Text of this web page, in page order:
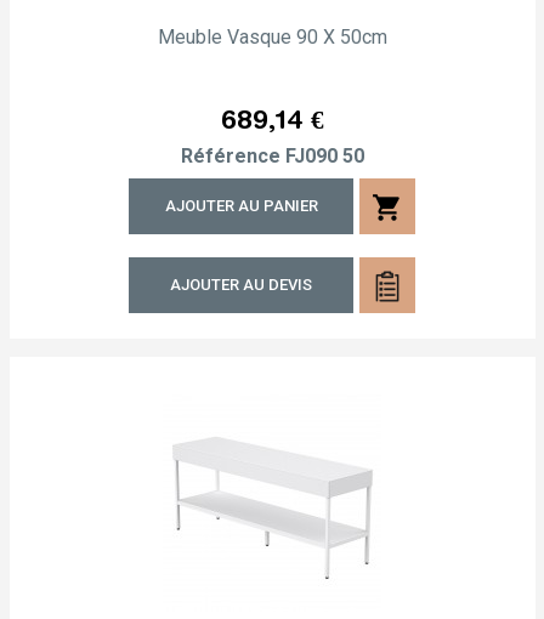
Meuble Vasque 90 X 50cm
Prix
689,14 €
Référence FJ090 50
AJOUTER AU PANIER shopping_cart
AJOUTER AU DEVIS